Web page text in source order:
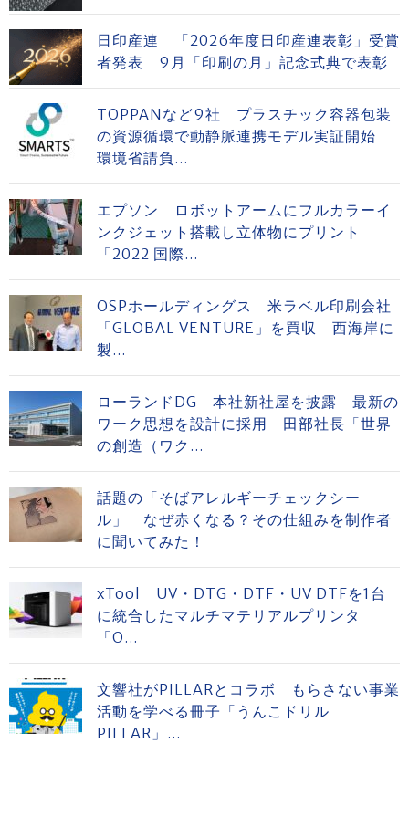
日印産連 「2026年度日印産連表彰」受賞
者発表 9月「印刷の月」記念式典で表彰
TOPPANなど9社 プラスチック容器包装
の資源循環で動静脈連携モデル実証開始
環境省請負...
エプソン ロボットアームにフルカラーイ
ンクジェット搭載し立体物にプリント
「2022 国際...
OSPホールディングス 米ラベル印刷会社
「GLOBAL VENTURE」を買収 西海岸に
製...
ローランドDG 本社新社屋を披露 最新の
ワーク思想を設計に採用 田部社長「世界
の創造（ワク...
話題の「そばアレルギーチェックシー
ル」 なぜ赤くなる？その仕組みを制作者
に聞いてみた！
xTool UV・DTG・DTF・UV DTFを1台
に統合したマルチマテリアルプリンタ
「O...
文響社がPILLARとコラボ もらさない事業
活動を学べる冊子「うんこドリル
PILLAR」...